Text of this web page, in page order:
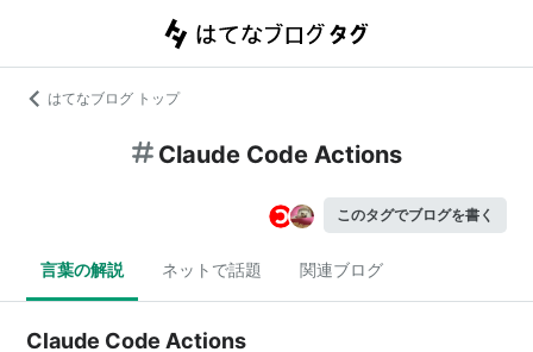
はてなブログ トップ
Claude Code Actions
このタグでブログを書く
言葉の解説 ネットで話題 関連ブログ
Claude Code Actions